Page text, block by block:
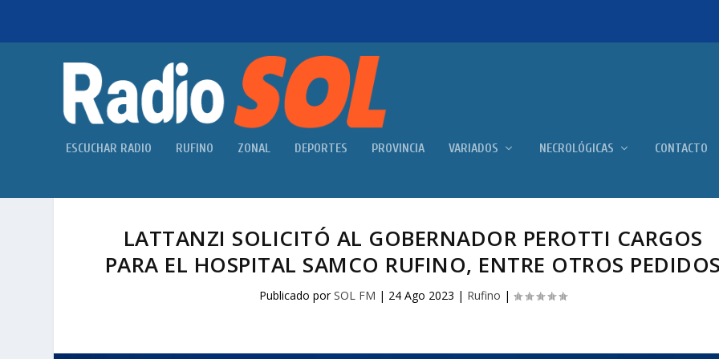
ESCUCHAR RADIO RUFINO ZONAL DEPORTES PROVINCIA VARIADOS NECROLÓGICAS CONTACTO
LATTANZI SOLICITÓ AL GOBERNADOR PEROTTI CARGOS
PARA EL HOSPITAL SAMCO RUFINO, ENTRE OTROS
Publicado porSOL FM | 24 Ago 2023 | Rufino |